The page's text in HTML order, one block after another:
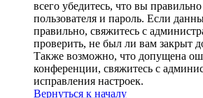
всего убедитесь, что вы
пользователя и пароль. Если
правильно, свяжитесь с
проверить, не был ли вам закрыт
Также возможно, что допущена
конференции, свяжитесь с
исправления настроек.
Вернуться к началу